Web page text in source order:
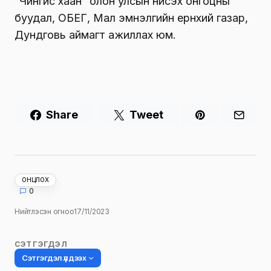
буудал, ОБЕГ, Мал эмнэлгийн ерөнхий газар,
Дундговь аймагт ажиллах юм.
Share Tweet
ОНЦЛОХ
0
Нийтлэсэн огноо17/11/2023
СЭТГЭГДЭЛ
Сэтгэгдэл үлдээх